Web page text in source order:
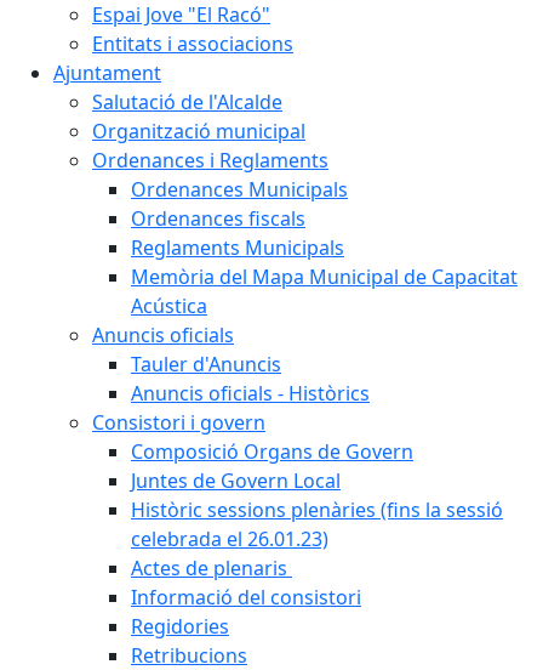
Espai Jove "El Racó"
Entitats i associacions
Ajuntament
Salutació de l'Alcalde
Organització municipal
Ordenances i Reglaments
Ordenances Municipals
Ordenances fiscals
Reglaments Municipals
Memòria del Mapa Municipal de Capacitat
Acústica
Anuncis oficials
Tauler d'Anuncis
Anuncis oficials - Històrics
Consistori i govern
Composició Organs de Govern
Juntes de Govern Local
Històric sessions plenàries (fins la sessió
celebrada el 26.01.23)
Actes de plenaris
Informació del consistori
Regidories
Retribucions